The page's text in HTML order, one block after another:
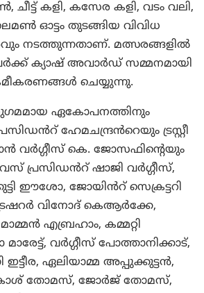
ചീട്ട് കളി, കസേര കളി, വടം വലി,
ഓട്ടം തുടങ്ങിയ വിവിധ
നടത്തുന്നതാണ്. മത്സരങ്ങളിൽ
ക്യാഷ് അവാർഡ് സമ്മനമായി
ചെയ്യുന്നു.
ഏകോപനത്തിനും
ഹേമചന്ദ്രൻറെയും ട്രസ്റ്റീ
വർഗ്ഗീസ് കെ. ജോസഫിന്റെയും
പ്രസിഡൻറ് ഷാജി വർഗ്ഗീസ്,
ഈശോ, ജോയിൻറ് സെക്രട്ടറി
വിനോദ് കെആർക്കേ,
എബ്രഹാം, കമ്മറ്റി
വർഗ്ഗീസ് പോത്താനിക്കാട്,
ഏലിയാമ്മ അപ്പുക്കുട്ടൻ,
തോമസ്, ജോർജ് തോമസ്,